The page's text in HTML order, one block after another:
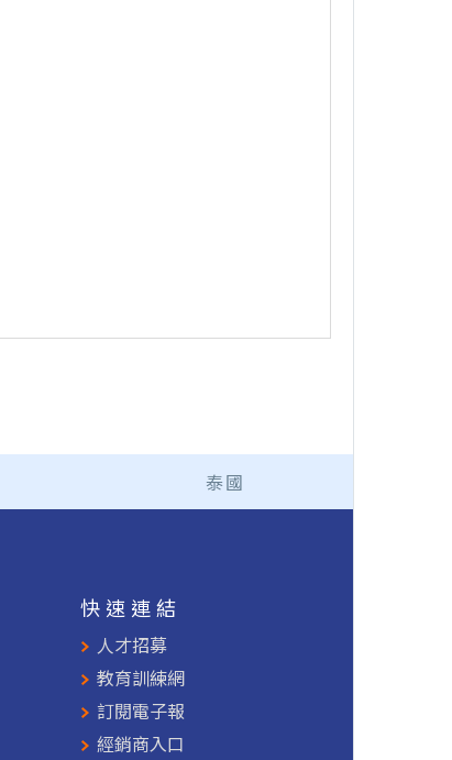
泰國
快速連結
人才招募
教育訓練網
訂閱電子報
經銷商入口